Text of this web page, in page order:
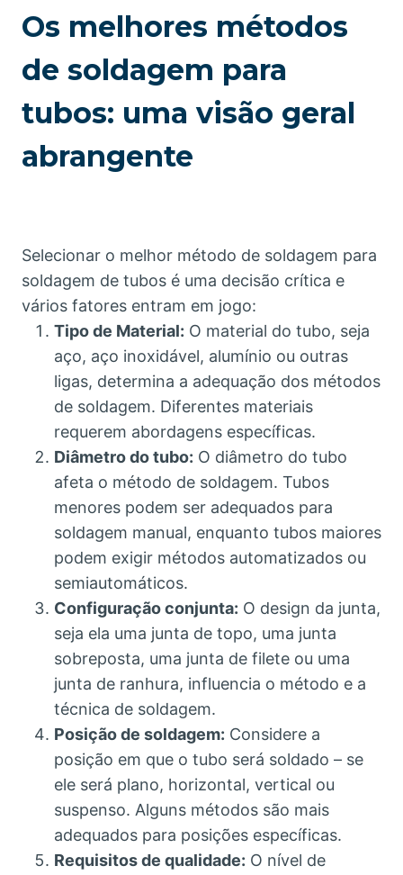
Os melhores métodos
de soldagem para
tubos: uma visão geral
abrangente
Selecionar o melhor método de soldagem para
soldagem de tubos é uma decisão crítica e
vários fatores entram em jogo:
Tipo de Material: O material do tubo, seja
aço, aço inoxidável, alumínio ou outras
ligas, determina a adequação dos métodos
de soldagem. Diferentes materiais
requerem abordagens específicas.
Diâmetro do tubo: O diâmetro do tubo
afeta o método de soldagem. Tubos
menores podem ser adequados para
soldagem manual, enquanto tubos maiores
podem exigir métodos automatizados ou
semiautomáticos.
Configuração conjunta: O design da junta,
seja ela uma junta de topo, uma junta
sobreposta, uma junta de filete ou uma
junta de ranhura, influencia o método e a
técnica de soldagem.
Posição de soldagem: Considere a
posição em que o tubo será soldado – se
ele será plano, horizontal, vertical ou
suspenso. Alguns métodos são mais
adequados para posições específicas.
Requisitos de qualidade: O nível de